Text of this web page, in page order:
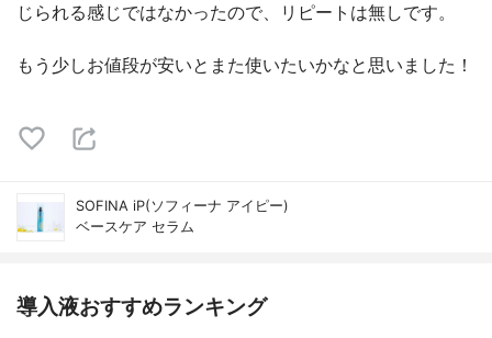
じられる感じではなかったので、リピートは無しです。
もう少しお値段が安いとまた使いたいかなと思いました！
SOFINA iP(ソフィーナ アイピー)
ベースケア セラム
導入液おすすめランキング